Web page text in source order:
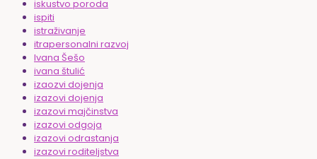
iskustvo poroda
ispiti
istraživanje
itrapersonalni razvoj
Ivana Šešo
ivana štulić
izaozvi dojenja
izazovi dojenja
izazovi majčinstva
izazovi odgoja
izazovi odrastanja
izazovi roditeljstva